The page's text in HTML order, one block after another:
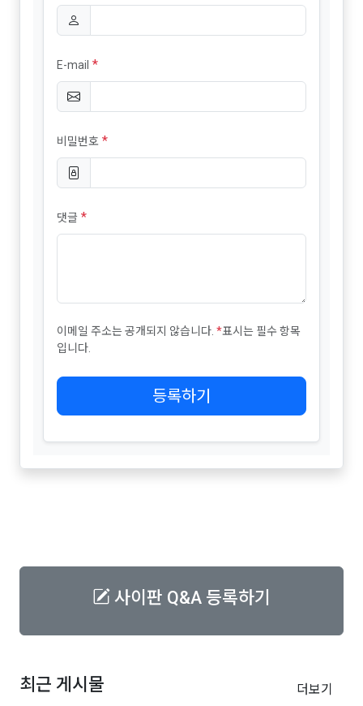
E-mail *
비밀번호 *
댓글 *
이메일 주소는 공개되지 않습니다. *표시는 필수 항목
입니다.
등록하기
사이판 Q&A 등록하기
최근 게시물 더보기